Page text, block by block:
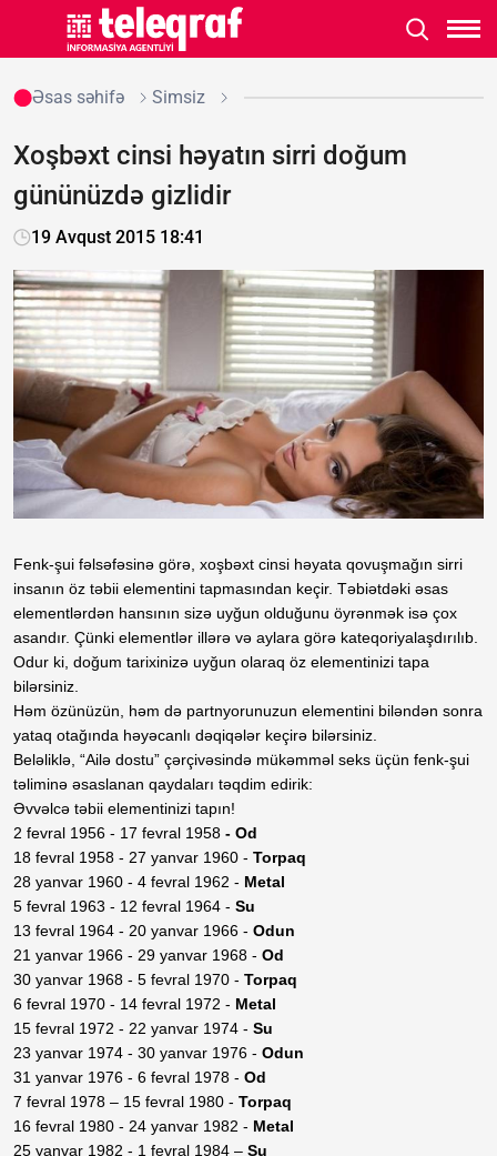
Əsas səhifə Simsiz
Xoşbəxt cinsi həyatın sirri doğum
gününüzdə gizlidir
19 Avqust 2015 18:41
Fenk-şui fəlsəfəsinə görə, xoşbəxt cinsi həyata qovuşmağın sirri
insanın öz təbii elementini tapmasından keçir. Təbiətdəki əsas
elementlərdən hansının sizə uyğun olduğunu öyrənmək isə çox
asandır. Çünki elementlər illərə və aylara görə kateqoriyalaşdırılıb.
Odur ki, doğum tarixinizə uyğun olaraq öz elementinizi tapa
bilərsiniz.
Həm özünüzün, həm də partnyorunuzun elementini biləndən sonra
yataq otağında həyəcanlı dəqiqələr keçirə bilərsiniz.
Beləliklə, “Ailə dostu” çərçivəsində mükəmməl seks üçün fenk-şui
təliminə əsaslanan qaydaları təqdim edirik:
Əvvəlcə təbii elementinizi tapın!
2 fevral 1956 - 17 fevral 1958 - Od
18 fevral 1958 - 27 yanvar 1960 - Torpaq
28 yanvar 1960 - 4 fevral 1962 - Metal
5 fevral 1963 - 12 fevral 1964 - Su
13 fevral 1964 - 20 yanvar 1966 - Odun
21 yanvar 1966 - 29 yanvar 1968 - Od
30 yanvar 1968 - 5 fevral 1970 - Torpaq
6 fevral 1970 - 14 fevral 1972 - Metal
15 fevral 1972 - 22 yanvar 1974 - Su
23 yanvar 1974 - 30 yanvar 1976 - Odun
31 yanvar 1976 - 6 fevral 1978 - Od
7 fevral 1978 – 15 fevral 1980 - Torpaq
16 fevral 1980 - 24 yanvar 1982 - Metal
25 yanvar 1982 - 1 fevral 1984 – Su